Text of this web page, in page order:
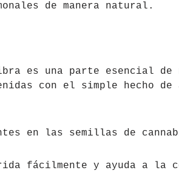
de manera natural.
es una parte esencial
con el simple hecho de
en las semillas de
fácilmente y ayuda a la